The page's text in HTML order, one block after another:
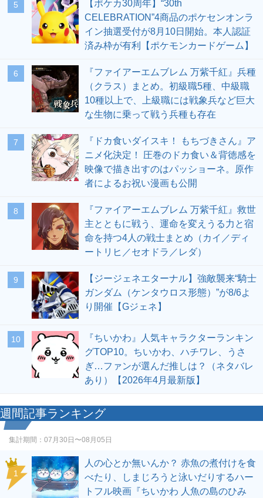
5
【ポケカ30周年】“30th
CELEBRATION”4商品のポケセンオンラ
イン抽選受付が8月10日開始。本人認証
済み枠が有利【ポケモンカードゲーム】
6
『ファイアーエムブレム 万紫千紅』兵種
（クラス）まとめ。初級職5種、中級職
10種以上で、上級職には戦象兵など巨大
な生物に乗って戦う兵種も存在
7
『ドカ食いダイスキ！ もちづきさん』ア
ニメ化決定！ 圧巻のドカ食い＆背徳感を
映像で描き出すのはパッショーネ。原作
者によるお祝い漫画も公開
8
『ファイアーエムブレム 万紫千紅』救世
主とともに戦う、運命を変えうる力と宿
命を持つ4人の戦士まとめ（カイ／ディ
ートリヒ／セオドラ／レダ）
9
【ジージェネエターナル】強敵襲来“騎士
ガンダム（ケンタウロス形態）”が8/6よ
り開催【Gジェネ】
10
『ちいかわ』人気キャラクターランキン
グTOP10。ちいかわ、ハチワレ、うさ
ぎ…ファンが選んだ推しは？（ネタバレ
あり）【2026年4月最新版】
週間記事ランキング
集計期間： 07月30日〜08月05日
1
人の心とか無いんか？ 赤魚の煮付けを食
べたり、しまじろうと泳いだりするハー
トフル映画『ちいかわ 人魚の島のひみ